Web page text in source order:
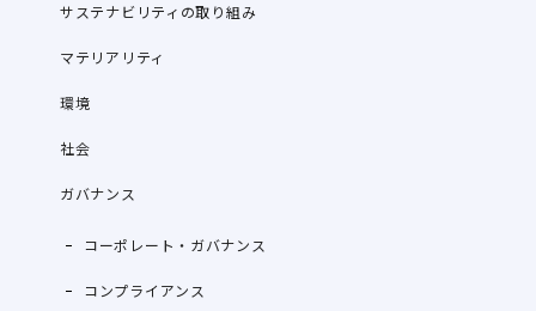
サステナビリティの取り組み
マテリアリティ
環境
社会
ガバナンス
コーポレート・ガバナンス
コンプライアンス